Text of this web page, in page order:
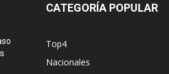
CATEGORÍA POPULAR
Top4
Nacionales